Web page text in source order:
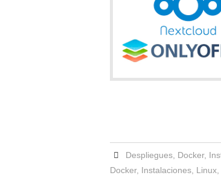
Despliegues Docker,
Docker, Instalaciones Linux